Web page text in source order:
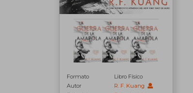
Formato
Libro Físico
Autor
R. F. Kuang